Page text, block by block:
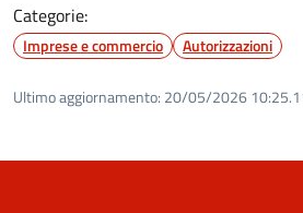
Categorie:
Imprese e commercio Autorizzazioni
Ultimo aggiornamento: 20/05/2026